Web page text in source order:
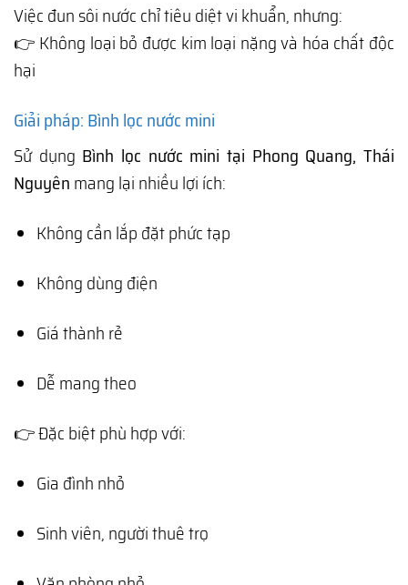
Việc đun sôi nước chỉ tiêu diệt vi khuẩn, nhưng:
👉 Không loại bỏ được kim loại nặng và hóa chất độc
hại
Giải pháp: Bình lọc nước mini
Sử dụng Bình lọc nước mini tại Phong Quang, Thái
Nguyên mang lại nhiều lợi ích:
Không cần lắp đặt phức tạp
Không dùng điện
Giá thành rẻ
Dễ mang theo
👉 Đặc biệt phù hợp với:
Gia đình nhỏ
Sinh viên, người thuê trọ